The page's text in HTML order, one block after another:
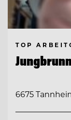
TOP
6675